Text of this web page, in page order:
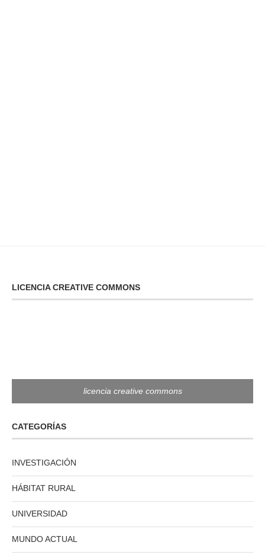
LICENCIA CREATIVE COMMONS
licencia creative commons
CATEGORÍAS
INVESTIGACIÓN
HÁBITAT RURAL
UNIVERSIDAD
MUNDO ACTUAL